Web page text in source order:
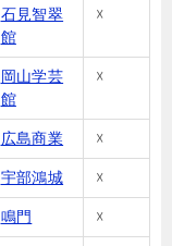
石見智翠
館
☓
岡山学芸
館
☓
広島商業 ☓
宇部鴻城 ☓
鳴門 ☓